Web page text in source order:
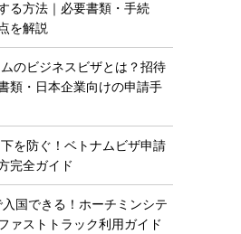
る方法｜必要書類・手続
を解説
のビジネスビザとは？招待
類・日本企業向けの申請手
を防ぐ！ベトナムビザ申請
完全ガイド
国できる！ホーチミンシテ
ァストトラック利用ガイド